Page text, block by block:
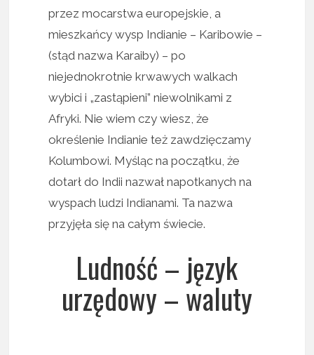
przez mocarstwa europejskie, a
mieszkańcy wysp Indianie – Karibowie –
(stąd nazwa Karaiby) – po
niejednokrotnie krwawych walkach
wybici i „zastąpieni” niewolnikami z
Afryki. Nie wiem czy wiesz, że
określenie Indianie też zawdzięczamy
Kolumbowi. Myśląc na początku, że
dotarł do Indii nazwał napotkanych na
wyspach ludzi Indianami. Ta nazwa
przyjęła się na całym świecie.
Ludność – język
urzędowy – waluty